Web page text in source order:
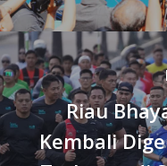
Riau
Kembali